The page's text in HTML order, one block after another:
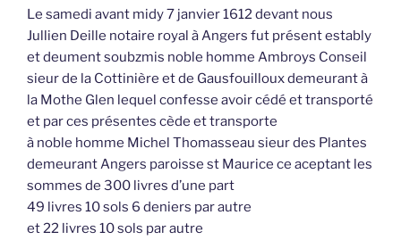
Le samedi avant midy 7 janvier 1612 devant nous
Jullien Deille notaire royal à Angers fut présent estably
et deument soubzmis noble homme Ambroys Conseil
sieur de la Cottinière et de Gausfouilloux demeurant à
la Mothe Glen lequel confesse avoir cédé et transporté
et par ces présentes cède et transporte
à noble homme Michel Thomasseau sieur des Plantes
demeurant Angers paroisse st Maurice ce aceptant les
sommes de 300 livres d’une part
49 livres 10 sols 6 deniers par autre
et 22 livres 10 sols par autre